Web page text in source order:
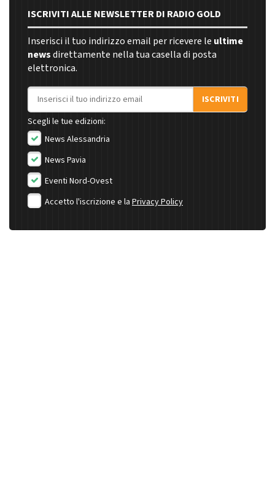
ISCRIVITI ALLE NEWSLETTER DI RADIO GOLD
Inserisci il tuo indirizzo email per ricevere le ultime
newsdirettamente nella tua casella di posta
elettronica.
Indirizzo email
ISCRIVITI
Scegli le tue edizioni:
News Alessandria
News Pavia
Eventi Nord-Ovest
Accetto l'iscrizione e la Privacy Policy